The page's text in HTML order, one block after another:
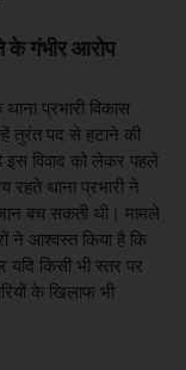
के गंभीर आरोप
प्रभारी विकास
तुरंत पद से हटाने की
इस विवाद को लेकर पहले
रहते थाना प्रभारी ने
बच सकती थी। मामले
ने आश्वस्त किया है कि
किसी भी स्तर पर
के खिलाफ भी